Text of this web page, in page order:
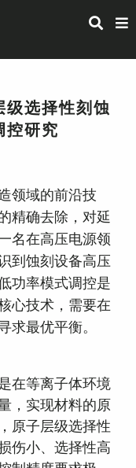
选择性刻蚀
控研究
领域的前沿技
精确去除，对延
名在高压电源领
到蚀刻设备高压
功率模式调控是
心技术，需要在
求最优平衡。
在等离子体环境
，实现材料的原
原子层级选择性
伤小、选择性高